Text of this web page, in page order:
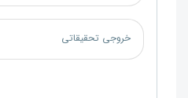
خروجی تحقیقاتی